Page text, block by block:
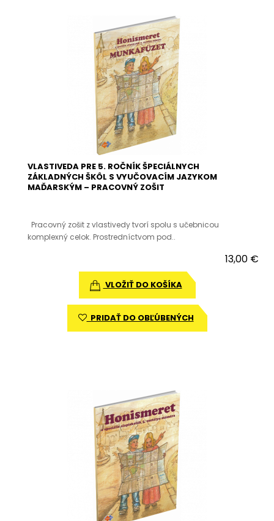
VLASTIVEDA PRE 5. ROČNÍK ŠPECIÁLNYCH
ZÁKLADNÝCH ŠKÔL S VYUČOVACÍM JAZYKOM
MAĎARSKÝM – PRACOVNÝ ZOŠIT
Pracovný zošit z vlastivedy tvorí spolu s učebnicou
komplexný celok. Prostredníctvom pod..
13,00 €
VLOŽIŤ DO KOŠÍKA
PRIDAŤ DO OBĽÚBENÝCH